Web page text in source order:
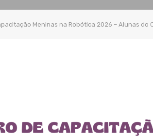
Meninas na Robótica 2026 – Alunas do